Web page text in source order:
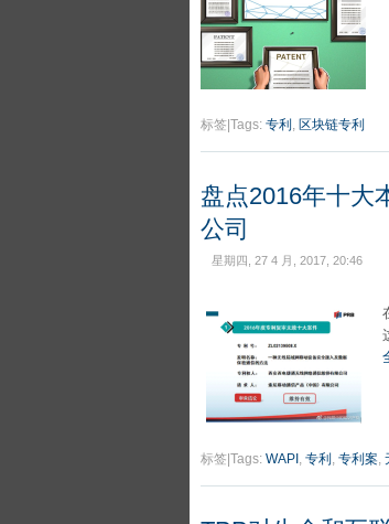
标签|Tags: 专利 , 区块链专利
盘点2016年十大
公司
星期四, 27 4 月, 2017, 20:46
标签|Tags: WAPI , 专利 , 专利案,